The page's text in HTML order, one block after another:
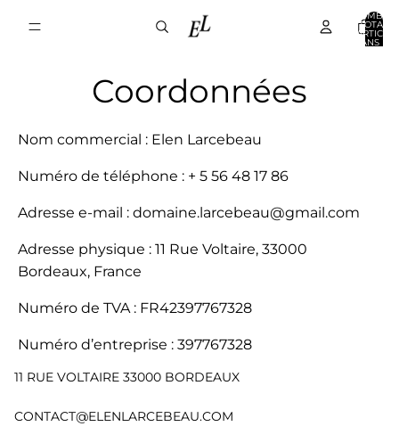
NOMBRE
TOTAL
D’ARTICLES
DANS LE
Coordonnées
Nom commercial : Elen Larcebeau
Numéro de téléphone : + 5 56 48 17 86
Adresse e-mail : domaine.larcebeau@gmail.com
Adresse physique : 11 Rue Voltaire, 33000
Bordeaux, France
Numéro de TVA : FR42397767328
Numéro d’entreprise : 397767328
11 RUE VOLTAIRE 33000 BORDEAUX
CONTACT@ELENLARCEBEAU.COM